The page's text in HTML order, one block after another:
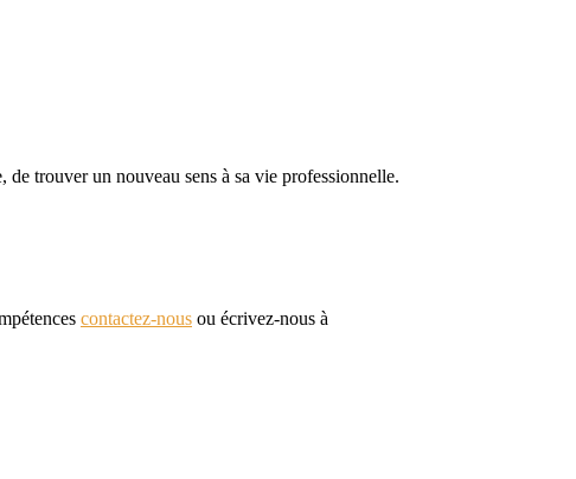
trouver un nouveau sens à sa vie professionnelle.
contactez-nous ou écrivez-nous à